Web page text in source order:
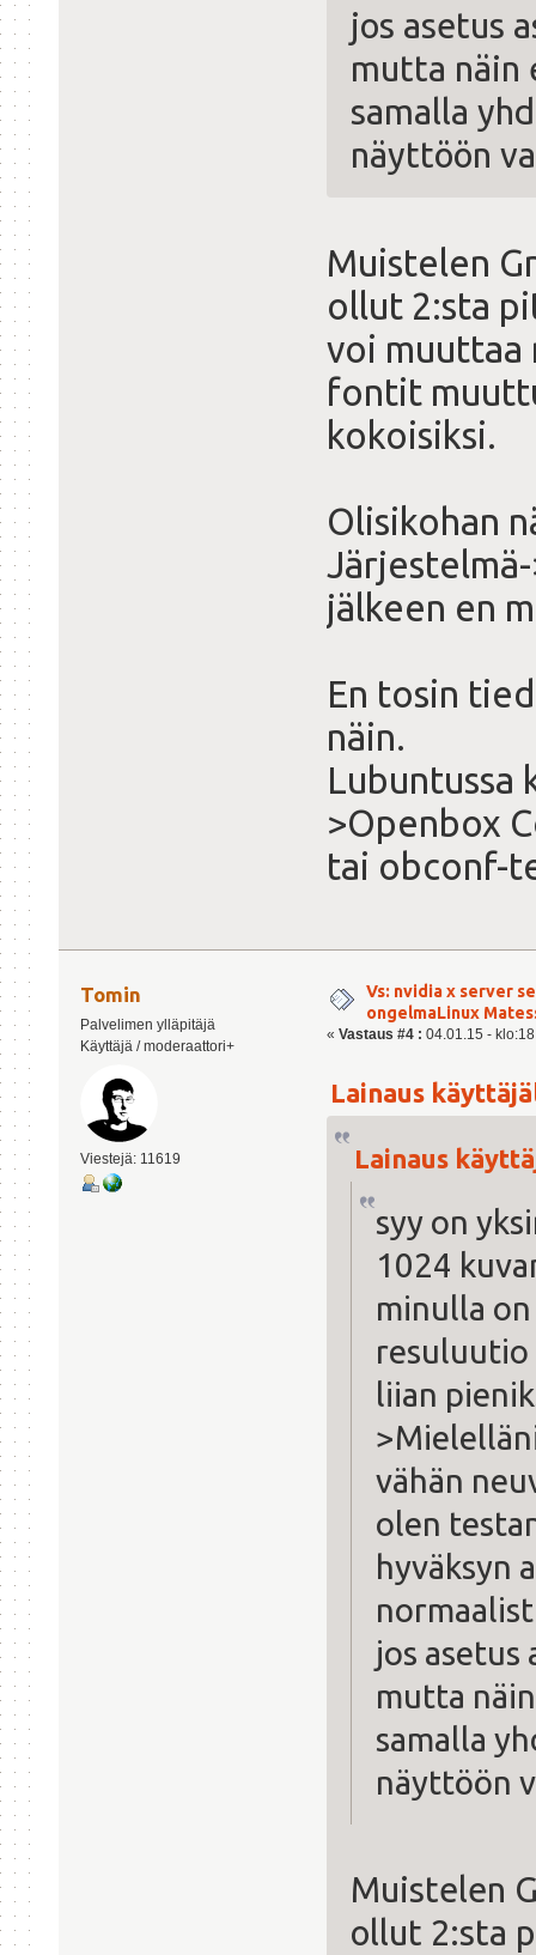
jos asetus
mutta näin
samalla
näyttöön
Muistelen
ollut 2:sta
voi muuttaa
fontit
kokoisiksi.
Olisikohan
jälkeen en
En tosin
näin.
Lubuntussa
>Openbox
tai obconf-
Tomin
Palvelimen ylläpitäjä
Käyttäjä / moderaattori+
Viestejä: 11619
Vs: nvidia x server
ongelmaLinux
« Vastaus #4 : 04.01.15 -
Lainaus
Lainaus
syy on
1024
minulla
resuluutio
liian
vähän
olen
hyväksyn
jos asetus
mutta
samalla
näyttöön
Muistelen
ollut 2:sta